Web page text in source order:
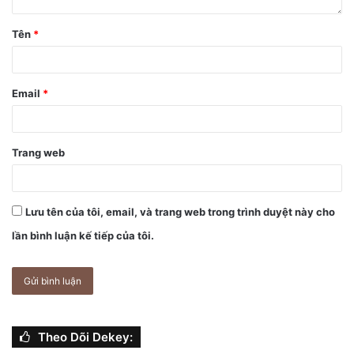
cả hai bên đều từ chối đưa ra bình luận nhưng cổ phiếu của
hàng lớn cần mua phụ tùng. Theo JP Morgan, điều này có
Quốc và trên thế giới.
Nhà phân tích chuyên về ô tô, Ryan Brinkman cho rằng,
Apple sẽ góp phần thúc đẩy ngành công nghiệp sản xuất ô
tô thông minh hơn. Ví dụ như việc tích hợp các cảm biến tự
Tên *
Email *
Trang web
Lưu tên của tôi, email, và trang web trong trình duyệt này cho
lần bình luận kế tiếp của tôi.
Theo Dõi Dekey: